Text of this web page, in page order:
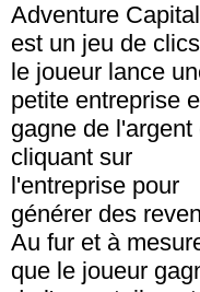
Adventure
est un jeu de
le joueur lance
petite entreprise
gagne de l'argent
cliquant sur
l'entreprise pour
générer des
Au fur et à
que le joueur